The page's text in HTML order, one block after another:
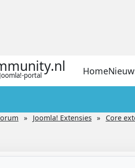
portal Home
Joomla! Extensies Core